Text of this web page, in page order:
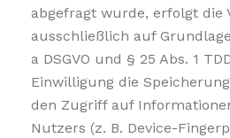
abgefragt wurde, erfolgt die
ausschließlich auf
a DSGVO und § 25 Abs. 1
Einwilligung die
den Zugriff auf
Nutzers (z. B. Device-